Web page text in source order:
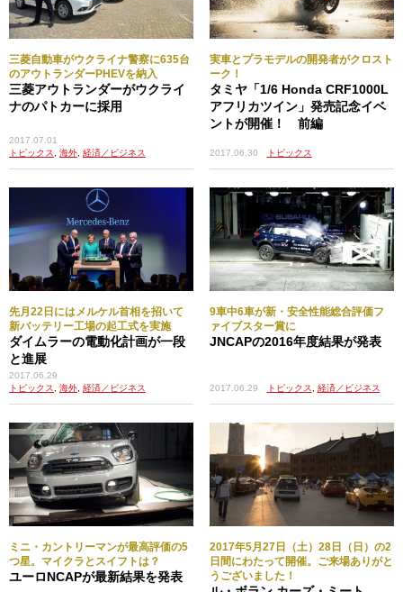
三菱自動車がウクライナ警察に635台
のアウトランダーPHEVを納入
三菱アウトランダーがウクライ
ナのパトカーに採用
2017.07.01
トピックス
海外 経済／ビジネス
実車とプラモデルの開発者がクロスト
ーク！
タミヤ「1/6 Honda CRF1000L
アフリカツイン」発売記念イベ
ントが開催！ 前編
2017.06.30 トピックス
先月22日にはメルケル首相を招いて
新バッテリー工場の起工式を実施
ダイムラーの電動化計画が一段
と進展
2017.06.29
トピックス
海外 経済／ビジネス
9車中6車が新・安全性能総合評価フ
ァイブスター賞に
JNCAPの2016年度結果が発表
2017.06.29 トピックス 経済／ビジネス
ミニ・カントリーマンが最高評価の5
つ星。マイクラとスイフトは？
ユーロNCAPが最新結果を発表
2017年5月27日（土）28日（日）の2
日間にわたって開催。ご来場ありがと
うございました！